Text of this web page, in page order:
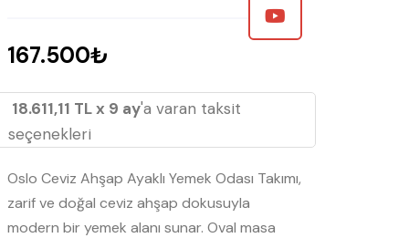
167.500₺
18.611,11 TL x 9 ay'a varan taksit
seçenekleri
Oslo Ceviz Ahşap Ayaklı Yemek Odası Takımı,
zarif ve doğal ceviz ahşap dokusuyla
modern bir yemek alanı sunar. Oval masa